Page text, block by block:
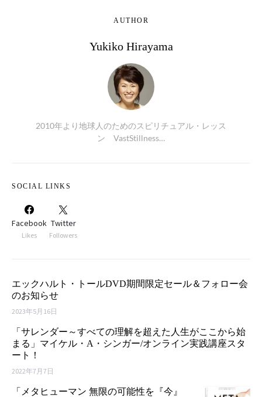
AUTHOR
Yukiko Hirayama
2010年より地球人のためのスピリチュアル・レッス
ン VastStillness…
SOCIAL LINKS
Facebook
Likes
Twitter
Followers
エックハルト・トールDVD期間限定セール＆フォロー会
のお知らせ
2023年5月16日
「サレンダー～すべての理解を超えた人生がここから始
まる」マイケル・A・シンガー/オンライン実践講座スタ
ート！
2022年7月7日
「メタヒューマン 無限の可能性を『今』